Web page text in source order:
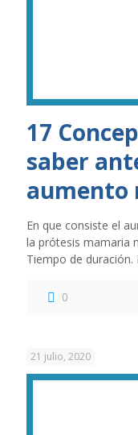
17
saber
aumento
En que consiste el
la prótesis mamaria
Tiempo de
0
21 julio, 2020